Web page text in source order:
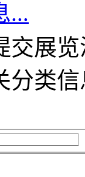
...
交展
分类